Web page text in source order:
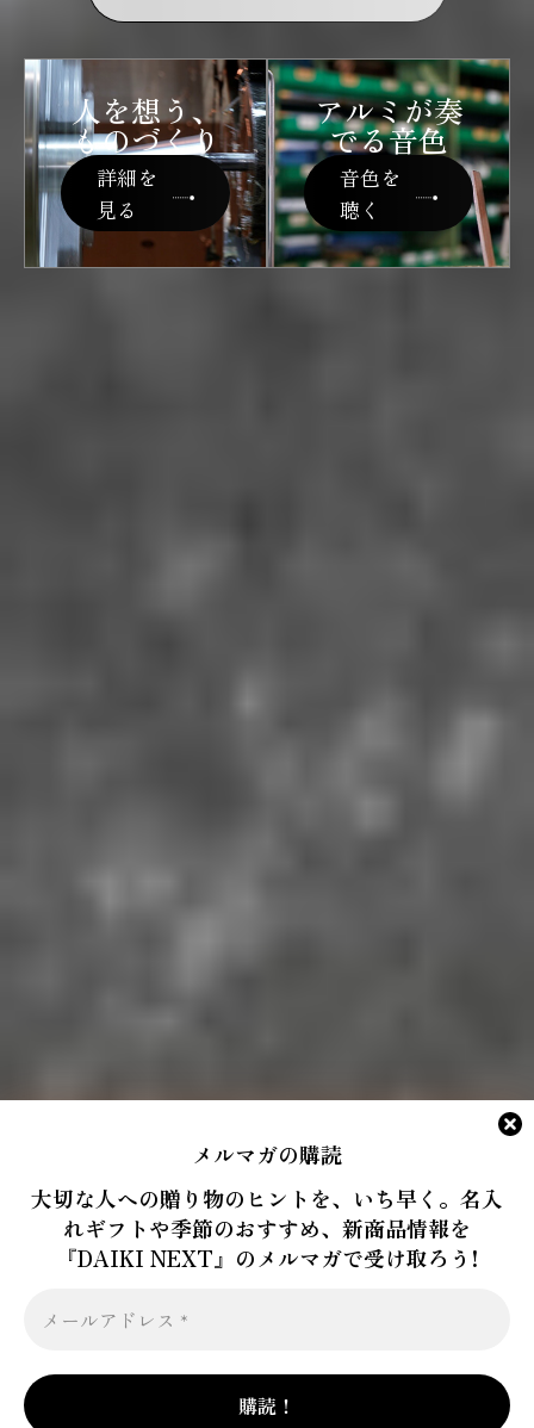
人を想う、
ものづくり
詳細を
見る
アルミが奏
でる音色
音色を
聴く
メルマガの購読
大切な人への贈り物のヒントを、いち早く。名入
れギフトや季節のおすすめ、新商品情報を
『DAIKI NEXT』のメルマガで受け取ろう!